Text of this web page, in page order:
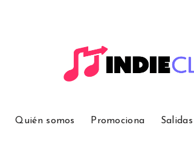
Quién somos Promociona